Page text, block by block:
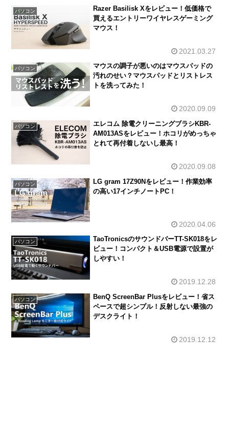
パソコン
Razer Basilisk Xをレビュー！低価格で
買えるエントリーワイヤレスゲーミング
マウス！
2021.03.27
パソコン
マウスの調子が悪いのはマウスパッドの
汚れのせい？マウスパッドとリストレス
トを洗ってみた！
2020.09.09
パソコン
エレコム 除電クリーニングブラシKBR-
AM013ASをレビュー！ホコリがめっちゃ
とれて再付着しないし最高！
2020.09.08
パソコン
LG gram 17Z90Nをレビュー！作業効率
の高い17インチノートPC！
2020.04.06
パソコン
TaoTronicsのサウンドバーTT-SK018をレ
ビュー！コンパクト＆USB電源で設置が
しやすい！
2019.12.28
パソコン
BenQ ScreenBar Plusをレビュー！省ス
ペースで超シンプル！反射しない最強の
デスクライト！
2019.12.12